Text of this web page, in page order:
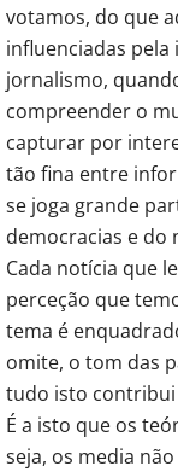
votamos, do que
influenciadas
jornalismo,
compreender o
capturar por
tão fina entre
se joga grande
democracias e do
Cada notícia que
perceção que
tema é
omite, o tom das
tudo isto
É a isto que os
seja, os media